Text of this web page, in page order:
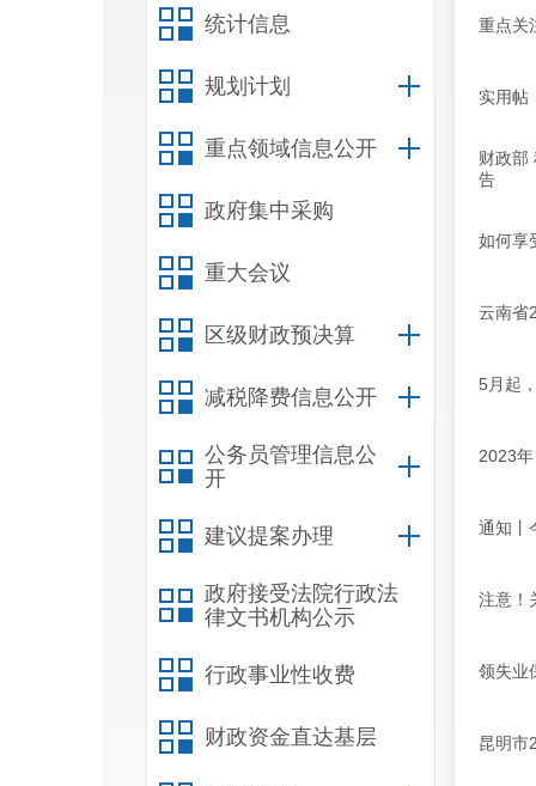
统计信息
规划计划
重点领域信息公开
政府集中采购
重大会议
区级财政预决算
减税降费信息公开
公务员管理信息公
开
建议提案办理
政府接受法院行政法
律文书机构公示
行政事业性收费
财政资金直达基层
重点关
实用帖
财政部
告
如何享
云南省
5月起
2023
通知丨
注意！
领失业
昆明市